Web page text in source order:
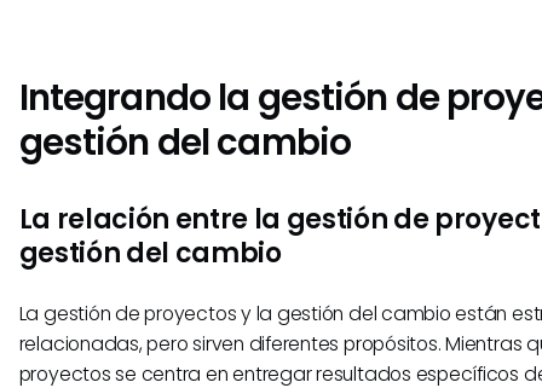
Integrando la gestión de
gestión del cambio
La relación entre la gestión de
gestión del cambio
La gestión de proyectos y la gestión del cambio están
relacionadas, pero sirven diferentes propósitos. Mientras
proyectos se centra en entregar resultados específicos